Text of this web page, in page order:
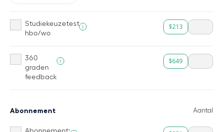
Studiekeuzetest
hbo/wo
i $213
360
graden
feedback
i $649
Abonnement Aantal